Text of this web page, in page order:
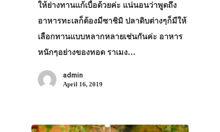
ให้ย่างทานแก้เบื่อด้วยค่ะ แน่นอนว่าพูดถึง
อาหารทะเลก็ต้องมีซาชิมิ ปลาดิบต่างๆก็มีให้
เลือกทานแบบหลากหลายเช่นกันค่ะ อาหาร
หนักๆอย่างของทอด ราเมง…
admin
April 16, 2019